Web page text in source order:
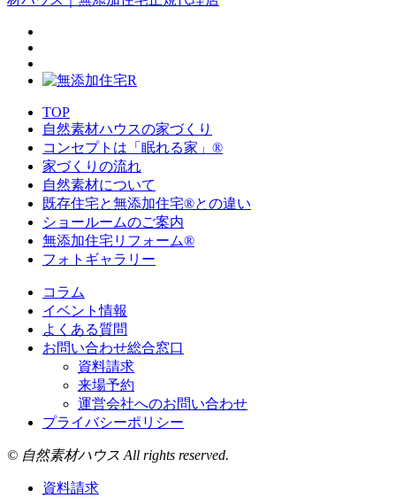
TOP
自然素材ハウスの家づくり
コンセプトは「眠れる家」®
家づくりの流れ
自然素材について
既存住宅と無添加住宅®との違い
ショールームのご案内
無添加住宅リフォーム®
フォトギャラリー
コラム
イベント情報
よくある質問
お問い合わせ総合窓口
資料請求
来場予約
運営会社へのお問い合わせ
プライバシーポリシー
© 自然素材ハウス All rights reserved.
資料請求